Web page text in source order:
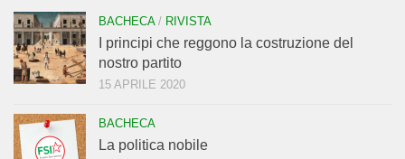
BACHECA/ RIVISTA
I principi che reggono la costruzione del
nostro partito
15 APRILE 2020
BACHECA
La politica nobile